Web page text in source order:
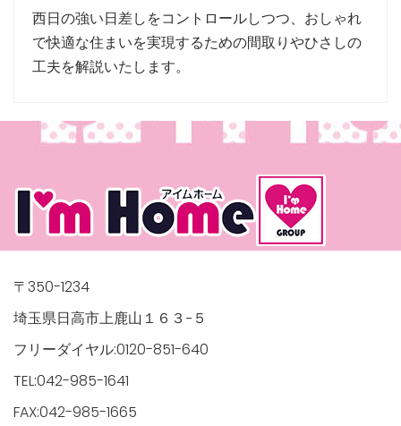
西日の強い日差しをコントロールしつつ、おしゃれ
で快適な住まいを実現するための間取りやひさしの
工夫を解説いたします。
〒350-1234
埼玉県日高市上鹿山１６３−５
フリーダイヤル:0120-851-640
TEL:042-985-1641
FAX:042-985-1665